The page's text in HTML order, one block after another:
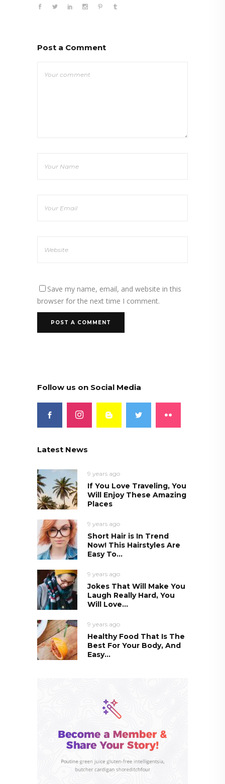
Post a Comment
Save my name, email, and website in this
browser for the next time I comment.
Follow us on Social Media
Latest News
9 years ago
If You Love Traveling, You
Will Enjoy These Amazing
Places
9 years ago
Short Hair is In Trend
Now! This Hairstyles Are
Easy To...
9 years ago
Jokes That Will Make You
Laugh Really Hard, You
Will Love...
9 years ago
Healthy Food That Is The
Best For Your Body, And
Easy...